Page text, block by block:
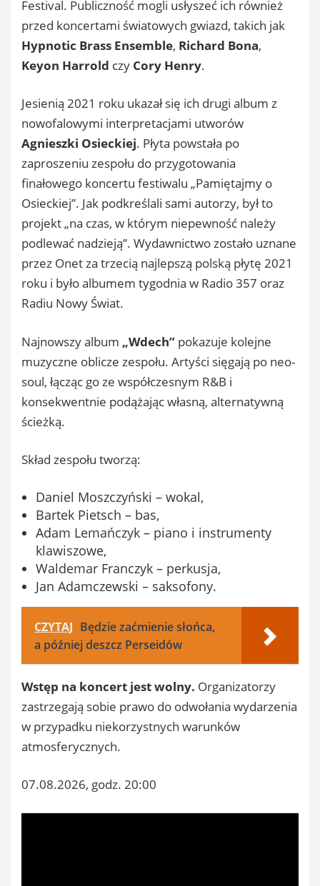
Festival. Publiczność mogli usłyszeć ich również
przed koncertami światowych gwiazd, takich jak
Hypnotic Brass Ensemble, Richard Bona,
Keyon Harrold czy Cory Henry.
Jesienią 2021 roku ukazał się ich drugi album z
nowofalowymi interpretacjami utworów
Agnieszki Osieckiej. Płyta powstała po
zaproszeniu zespołu do przygotowania
finałowego koncertu festiwalu „Pamiętajmy o
Osieckiej”. Jak podkreślali sami autorzy, był to
projekt „na czas, w którym niepewność należy
podlewać nadzieją”. Wydawnictwo zostało uznane
przez Onet za trzecią najlepszą polską płytę 2021
roku i było albumem tygodnia w Radio 357 oraz
Radiu Nowy Świat.
Najnowszy album „Wdech” pokazuje kolejne
muzyczne oblicze zespołu. Artyści sięgają po neo-
soul, łącząc go ze współczesnym R&B i
konsekwentnie podążając własną, alternatywną
ścieżką.
Skład zespołu tworzą:
Daniel Moszczyński – wokal,
Bartek Pietsch – bas,
Adam Lemańczyk – piano i instrumenty
klawiszowe,
Waldemar Franczyk – perkusja,
Jan Adamczewski – saksofony.
CZYTAJ Będzie zaćmienie słońca,
a później deszcz Perseidów
Wstęp na koncert jest wolny. Organizatorzy
zastrzegają sobie prawo do odwołania wydarzenia
w przypadku niekorzystnych warunków
atmosferycznych.
07.08.2026, godz. 20:00